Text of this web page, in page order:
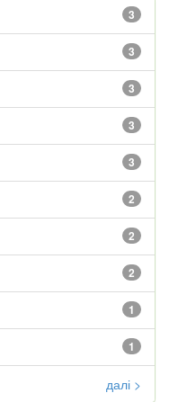
3
3
3
3
3
2
2
2
1
1
далі >